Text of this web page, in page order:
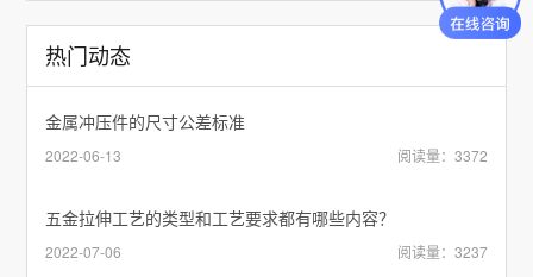
热门动态
金属冲压件的尺寸公差标准
2022-06-13 阅读量：3372
五金拉伸工艺的类型和工艺要求都有哪些内容？
2022-07-06 阅读量：3237